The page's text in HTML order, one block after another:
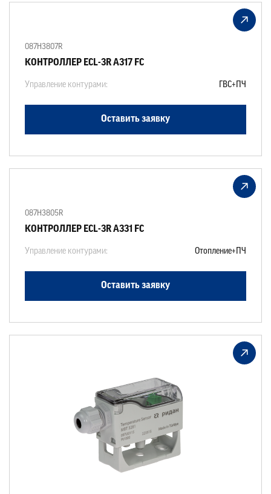
087H3807R
КОНТРОЛЛЕР ECL-3R A317 FC
Управление контурами: ГВС+ПЧ
Оставить заявку
087H3805R
КОНТРОЛЛЕР ECL-3R A331 FC
Управление контурами: Отопление+ПЧ
Оставить заявку